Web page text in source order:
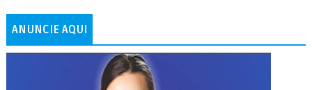
ANUNCIE AQUI